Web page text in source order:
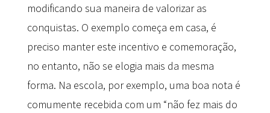
modificando sua maneira de valorizar as
conquistas. O exemplo começa em casa, é
preciso manter este incentivo e comemoração,
no entanto, não se elogia mais da mesma
forma. Na escola, por exemplo, uma boa nota é
comumente recebida com um “não fez mais do